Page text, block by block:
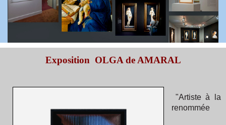
Exposition OLGA de AMARAL
"Artiste à la
renommée